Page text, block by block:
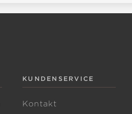
KUNDENSERVICE
Kontakt